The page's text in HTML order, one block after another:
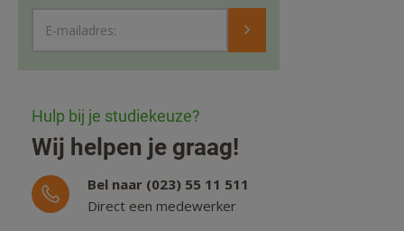
E-mailadres:
Hulp bij je studiekeuze?
Wij helpen je graag!
Bel naar (023) 55 11 511
Direct een medewerker